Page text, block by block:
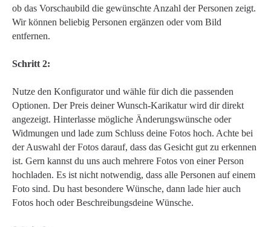
ob das Vorschaubild die gewünschte Anzahl der Personen zeigt.
Wir können beliebig Personen ergänzen oder vom Bild
entfernen.
Schritt 2:
Nutze den Konfigurator und wähle für dich die passenden
Optionen. Der Preis deiner Wunsch-Karikatur wird dir direkt
angezeigt. Hinterlasse mögliche Änderungswünsche oder
Widmungen und lade zum Schluss deine Fotos hoch. Achte bei
der Auswahl der Fotos darauf, dass das Gesicht gut zu erkennen
ist. Gern kannst du uns auch mehrere Fotos von einer Person
hochladen. Es ist nicht notwendig, dass alle Personen auf einem
Foto sind. Du hast besondere Wünsche, dann lade hier auch
Fotos hoch oder Beschreibungsdeine Wünsche.